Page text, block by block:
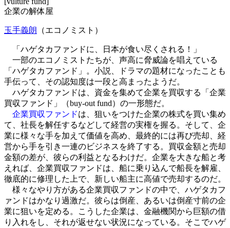
企業の解体屋
玉手義朗 （エコノミスト）
「ハゲタカファンドに、日本が食い尽くされる！」
一部のエコノミストたちが、声高に脅威論を唱えている
「ハゲタカファンド」。小説、ドラマの題材になったことも
手伝って、その認知度は一段と高まったようだ。
ハゲタカファンドは、資金を集めて企業を買収する「企業
買収ファンド」（buy-out fund）の一形態だ。
企業買収ファンドは、狙いをつけた企業の株式を買い集め
て、社長を解任するなどして経営の実権を握る。そして、企
業に様々な手を加えて価値を高め、最終的には再び売却、経
営から手を引き一連のビジネスを終了する。買収金額と売却
金額の差が、彼らの利益となるわけだ。企業を大きな船と考
えれば、企業買収ファンドは、船に乗り込んで船長を解雇、
徹底的に修理した上で、新しい船主に高値で売却するのだ。
様々なやり方がある企業買収ファンドの中で、ハゲタカフ
ァンドはかなり過激だ。彼らは倒産、あるいは倒産寸前の企
業に狙いを定める。こうした企業は、金融機関から巨額の借
り入れをし、それが返せない状況になっている。そこでハゲ